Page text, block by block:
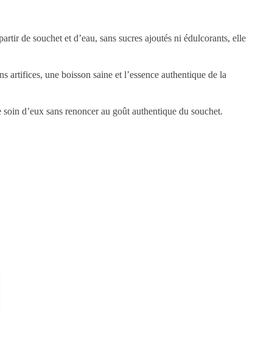
de souchet et d’eau, sans sucres ajoutés ni édulcorants, elle
une boisson saine et l’essence authentique de la
d’eux sans renoncer au goût authentique du souchet.